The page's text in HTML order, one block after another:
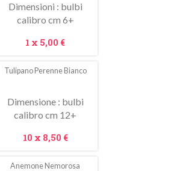
Dimensioni : bulbi
calibro cm 6+
Prezzo
1 x 5,00 €
Tulipano Perenne Bianco
Dimensione : bulbi
calibro cm 12+
Prezzo
10 x 8,50 €
Anemone Nemorosa